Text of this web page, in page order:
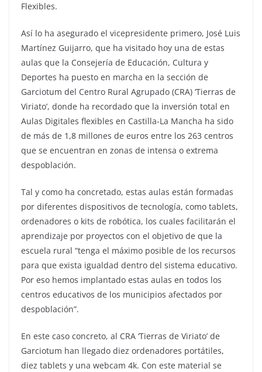
Flexibles.
Así lo ha asegurado el vicepresidente primero, José Luis
Martínez Guijarro, que ha visitado hoy una de estas
aulas que la Consejería de Educación, Cultura y
Deportes ha puesto en marcha en la sección de
Garciotum del Centro Rural Agrupado (CRA) ‘Tierras de
Viriato’, donde ha recordado que la inversión total en
Aulas Digitales flexibles en Castilla-La Mancha ha sido
de más de 1,8 millones de euros entre los 263 centros
que se encuentran en zonas de intensa o extrema
despoblación.
Tal y como ha concretado, estas aulas están formadas
por diferentes dispositivos de tecnología, como tablets,
ordenadores o kits de robótica, los cuales facilitarán el
aprendizaje por proyectos con el objetivo de que la
escuela rural “tenga el máximo posible de los recursos
para que exista igualdad dentro del sistema educativo.
Por eso hemos implantado estas aulas en todos los
centros educativos de los municipios afectados por
despoblación”.
En este caso concreto, al CRA ‘Tierras de Viriato’ de
Garciotum han llegado diez ordenadores portátiles,
diez tablets y una webcam 4k. Con este material se